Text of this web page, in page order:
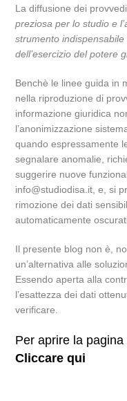
La diffusione dei
preziosa per lo studio e
strumento
dell’esercizio del potere
Benchè le linee guida in
nella riproduzione di
informazione giuridica
l’anonimizzazione
quando espressamente
segnalare anomalie,
suggerire nuove
info@studiodisa.it, e, si
rimozione dei dati
automaticamente oscurati.
Il presente blog non è,
un’alternativa alle
Essendo aperta alla
l’esattezza dei dati
verificare.
Per aprire la
Cliccare qui